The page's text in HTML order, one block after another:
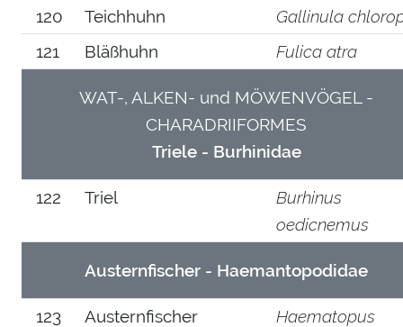
120
Teichhuhn
Gallinula
121
Bläßhuhn Fulica atra
WAT-, ALKEN- und MÖWENVÖGEL -
CHARADRIIFORMES
Triele - Burhinidae
122 Triel
Burhinus
oedicnemus
Austernfischer - Haemantopodidae
123 Austernfischer
Haematopus